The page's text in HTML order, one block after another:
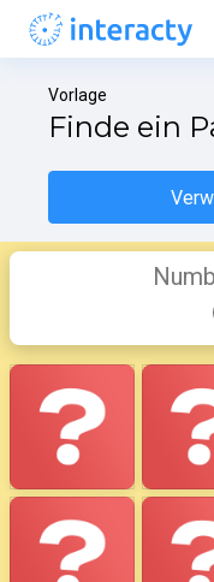
Vorlage
Finde ein